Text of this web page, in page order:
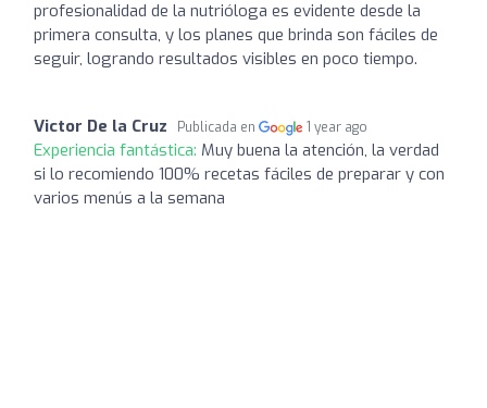
profesionalidad de la nutrióloga es evidente desde la
primera consulta, y los planes que brinda son fáciles de
seguir, logrando resultados visibles en poco tiempo.
Victor De la Cruz Publicada en 1 year ago
Experiencia fantástica: Muy buena la atención, la verdad
si lo recomiendo 100% recetas fáciles de preparar y con
varios menús a la semana